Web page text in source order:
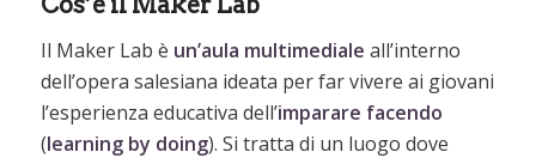
Il Maker Lab è un’aula multimediale all’interno
dell’opera salesiana ideata per far vivere ai giovani
l’esperienza educativa dell’imparare facendo
(learning by doing). Si tratta di un luogo dove